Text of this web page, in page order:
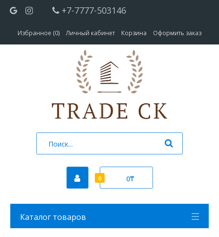
+7-7777-503146
Избранное (0) Личный кабинет Корзина Оформить заказ
0 0₸
Каталог товаров